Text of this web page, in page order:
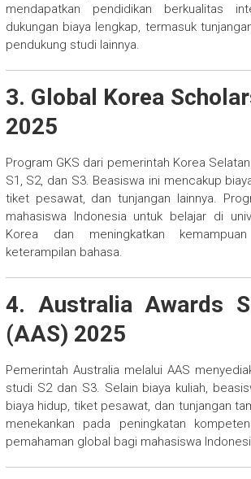
mendapatkan pendidikan berkualitas
dukungan biaya lengkap, termasuk
pendukung studi lainnya.
3. Global Korea
2025
Program GKS dari pemerintah Korea
S1, S2, dan S3. Beasiswa ini mencakup
tiket pesawat, dan tunjangan lainnya.
mahasiswa Indonesia untuk belajar di
Korea dan meningkatkan
keterampilan bahasa.
4. Australia Awards
(AAS) 2025
Pemerintah Australia melalui AAS
studi S2 dan S3. Selain biaya kuliah,
biaya hidup, tiket pesawat, dan tunjangan
menekankan pada peningkatan
pemahaman global bagi mahasiswa